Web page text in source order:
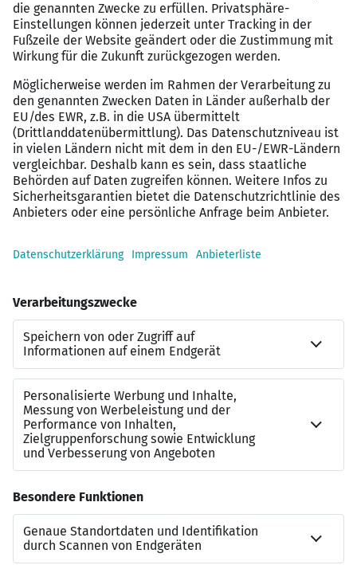
werden vorausgesetzt
Erfahrungen als Führungskraft oder
Vorarbeitertätigkeiten
mehrjährige Berufserfahrung als Schiffbauer oder
Schlosser wären wünschenswert
Kenntnisse über Schweißverfahren sind
vorteilhaft
Führungskompetenz, Durchsetzungsvermögen,
sicheres und korrektes Auftreten
Sicherer Umgang mit MS-Office-Anwendungen
Zielstrebig und Lösungsorientiert
Einsatzbereitschaft, Flexibilität und
Teamfähigkeit werden vorausgesetzt
Wir bei der NVL setzen auf eine sturmerprobte Crew, in
der sich jeder auf jeden verlassen kann. Deshalb fördern
wir ein Arbeitsumfeld, das zum Bleiben einlädt, und
bieten Ankermöglichkeiten wie spannende
Entwicklungschancen in weiterführende Aufgaben
auf Ihrem Weg bei uns mit gezielten
Personalentwicklungsmaßnahmen, von denen wir Ihnen
gerne im persönlichen Gespräch erzählen.